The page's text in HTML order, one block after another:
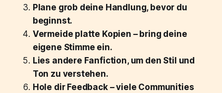
Plane grob deine Handlung, bevor du
beginnst.
Vermeide platte Kopien – bring deine
eigene Stimme ein.
Lies andere Fanfiction, um den Stil und
Ton zu verstehen.
Hole dir Feedback – viele Communities